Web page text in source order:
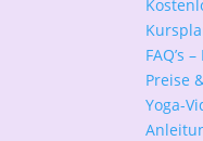
FAQ’s
Preise
Yoga-